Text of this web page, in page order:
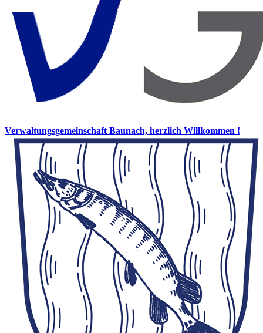
Verwaltungsgemeinschaft Baunach, herzlich Willkommen !